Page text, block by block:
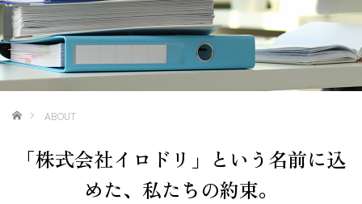
i
a
t
i
ホーム ABOUT
「株式会社イロドリ」という名前に込
めた、私たちの約束。